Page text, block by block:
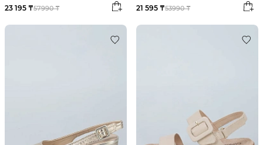
57990 ₸
23 195 ₸ 53990 ₸
21 595 ₸